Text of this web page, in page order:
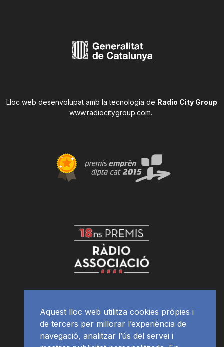
Lloc web desenvolupat amb la tecnologia de Radio City Group
www.radiocitygroup.com.
Aquest lloc web utilitza cookies pròpies i
de tercers per millorar l’experiència de
navegació, analitzar l’ús del servei i